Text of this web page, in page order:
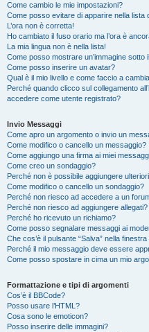
Come cambio le mie impostazioni?
Come posso evitare di apparire nella lista
L’ora non è corretta!
Ho cambiato il fuso orario ma l’ora è
La mia lingua non è nella lista!
Come posso mostrare un’immagine sotto
Come posso inserire un avatar?
Qual è il mio livello e come faccio a
Perché quando clicco sul collegamento
accedere come utente registrato?
Invio Messaggi
Come apro un argomento o invio un
Come modifico o cancello un messaggio?
Come aggiungo una firma ai miei
Come creo un sondaggio?
Perché non è possibile aggiungere
Come modifico o cancello un sondaggio?
Perché non riesco ad accedere a un
Perché non riesco ad aggiungere allegati?
Perché ho ricevuto un richiamo?
Come posso segnalare messaggi ai
Che cos’è il pulsante “Salva” nella
Perché il mio messaggio deve essere
Come posso spostare in cima un mio
Formattazione e tipi di argomenti
Cos’è il BBCode?
Posso usare l’HTML?
Cosa sono le emoticon?
Posso inserire delle immagini?